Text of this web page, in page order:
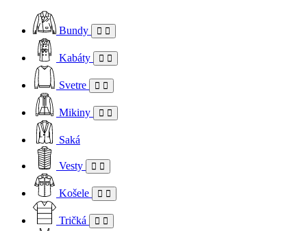
Bundy
Kabáty
Svetre
Mikiny
Saká
Vesty
Košele
Tričká